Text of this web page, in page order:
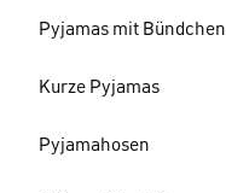
Pyjamas mit Bündchen
Kurze Pyjamas
Pyjamahosen